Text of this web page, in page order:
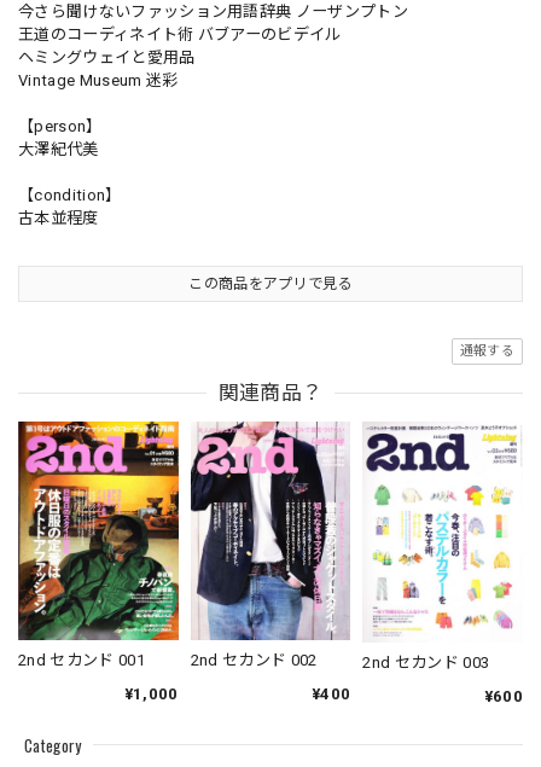
Category
今さら聞けないファッション用語辞典 ノーザンプトン
王道のコーディネイト術 バブアーのビデイル
ヘミングウェイと愛用品
Vintage Museum 迷彩
【person】
大澤紀代美
【condition】
古本並程度
この商品をアプリで見る
通報する
関連商品？
2nd セカンド 001
¥1,000
2nd セカンド 002
¥400
2nd セカンド 003
¥600